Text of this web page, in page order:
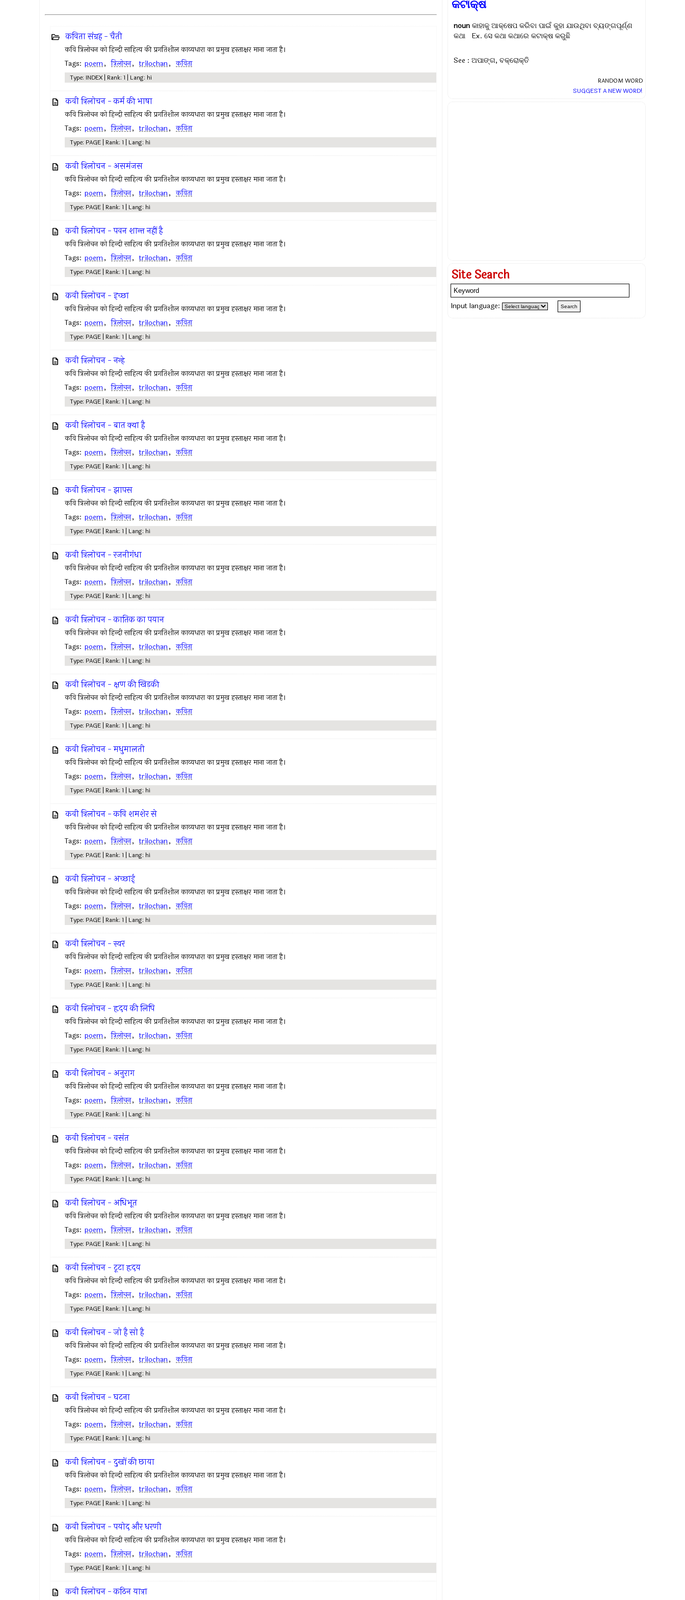
कविता संग्रह - चैती
कवि त्रिलोचन को हिन्दी साहित्य की प्रगतिशील काव्यधारा का प्रमुख हस्ताक्षर माना जाता है।
Tags: poem, त्रिलोचन, trilochan, कविता
Type: INDEX | Rank: 1 | Lang: hi
कवी त्रिलोचन - कर्म की भाषा
कवि त्रिलोचन को हिन्दी साहित्य की प्रगतिशील काव्यधारा का प्रमुख हस्ताक्षर माना जाता है।
Tags: poem, त्रिलोचन, trilochan, कविता
Type: PAGE | Rank: 1 | Lang: hi
कवी त्रिलोचन - असमंजस
कवि त्रिलोचन को हिन्दी साहित्य की प्रगतिशील काव्यधारा का प्रमुख हस्ताक्षर माना जाता है।
Tags: poem, त्रिलोचन, trilochan, कविता
Type: PAGE | Rank: 1 | Lang: hi
कवी त्रिलोचन - पवन शान्त नहीं है
कवि त्रिलोचन को हिन्दी साहित्य की प्रगतिशील काव्यधारा का प्रमुख हस्ताक्षर माना जाता है।
Tags: poem, त्रिलोचन, trilochan, कविता
Type: PAGE | Rank: 1 | Lang: hi
कवी त्रिलोचन - इच्छा
कवि त्रिलोचन को हिन्दी साहित्य की प्रगतिशील काव्यधारा का प्रमुख हस्ताक्षर माना जाता है।
Tags: poem, त्रिलोचन, trilochan, कविता
Type: PAGE | Rank: 1 | Lang: hi
कवी त्रिलोचन - नन्हे
कवि त्रिलोचन को हिन्दी साहित्य की प्रगतिशील काव्यधारा का प्रमुख हस्ताक्षर माना जाता है।
Tags: poem, त्रिलोचन, trilochan, कविता
Type: PAGE | Rank: 1 | Lang: hi
कवी त्रिलोचन - बात क्या है
कवि त्रिलोचन को हिन्दी साहित्य की प्रगतिशील काव्यधारा का प्रमुख हस्ताक्षर माना जाता है।
Tags: poem, त्रिलोचन, trilochan, कविता
Type: PAGE | Rank: 1 | Lang: hi
कवी त्रिलोचन - झापस
कवि त्रिलोचन को हिन्दी साहित्य की प्रगतिशील काव्यधारा का प्रमुख हस्ताक्षर माना जाता है।
Tags: poem, त्रिलोचन, trilochan, कविता
Type: PAGE | Rank: 1 | Lang: hi
कवी त्रिलोचन - रजनीगंधा
कवि त्रिलोचन को हिन्दी साहित्य की प्रगतिशील काव्यधारा का प्रमुख हस्ताक्षर माना जाता है।
Tags: poem, त्रिलोचन, trilochan, कविता
Type: PAGE | Rank: 1 | Lang: hi
कवी त्रिलोचन - कातिक का पयान
कवि त्रिलोचन को हिन्दी साहित्य की प्रगतिशील काव्यधारा का प्रमुख हस्ताक्षर माना जाता है।
Tags: poem, त्रिलोचन, trilochan, कविता
Type: PAGE | Rank: 1 | Lang: hi
कवी त्रिलोचन - क्षण की खिड़की
कवि त्रिलोचन को हिन्दी साहित्य की प्रगतिशील काव्यधारा का प्रमुख हस्ताक्षर माना जाता है।
Tags: poem, त्रिलोचन, trilochan, कविता
Type: PAGE | Rank: 1 | Lang: hi
कवी त्रिलोचन - मधुमालती
कवि त्रिलोचन को हिन्दी साहित्य की प्रगतिशील काव्यधारा का प्रमुख हस्ताक्षर माना जाता है।
Tags: poem, त्रिलोचन, trilochan, कविता
Type: PAGE | Rank: 1 | Lang: hi
कवी त्रिलोचन - कवि शमशेर से
कवि त्रिलोचन को हिन्दी साहित्य की प्रगतिशील काव्यधारा का प्रमुख हस्ताक्षर माना जाता है।
Tags: poem, त्रिलोचन, trilochan, कविता
Type: PAGE | Rank: 1 | Lang: hi
कवी त्रिलोचन - अच्छाई
कवि त्रिलोचन को हिन्दी साहित्य की प्रगतिशील काव्यधारा का प्रमुख हस्ताक्षर माना जाता है।
Tags: poem, त्रिलोचन, trilochan, कविता
Type: PAGE | Rank: 1 | Lang: hi
कवी त्रिलोचन - स्वर
कवि त्रिलोचन को हिन्दी साहित्य की प्रगतिशील काव्यधारा का प्रमुख हस्ताक्षर माना जाता है।
Tags: poem, त्रिलोचन, trilochan, कविता
Type: PAGE | Rank: 1 | Lang: hi
कवी त्रिलोचन - हृदय की लिपि
कवि त्रिलोचन को हिन्दी साहित्य की प्रगतिशील काव्यधारा का प्रमुख हस्ताक्षर माना जाता है।
Tags: poem, त्रिलोचन, trilochan, कविता
Type: PAGE | Rank: 1 | Lang: hi
कवी त्रिलोचन - अनुराग
कवि त्रिलोचन को हिन्दी साहित्य की प्रगतिशील काव्यधारा का प्रमुख हस्ताक्षर माना जाता है।
Tags: poem, त्रिलोचन, trilochan, कविता
Type: PAGE | Rank: 1 | Lang: hi
कवी त्रिलोचन - वसंत
कवि त्रिलोचन को हिन्दी साहित्य की प्रगतिशील काव्यधारा का प्रमुख हस्ताक्षर माना जाता है।
Tags: poem, त्रिलोचन, trilochan, कविता
Type: PAGE | Rank: 1 | Lang: hi
कवी त्रिलोचन - अधिभूत
कवि त्रिलोचन को हिन्दी साहित्य की प्रगतिशील काव्यधारा का प्रमुख हस्ताक्षर माना जाता है।
Tags: poem, त्रिलोचन, trilochan, कविता
Type: PAGE | Rank: 1 | Lang: hi
कवी त्रिलोचन - टूटा हृदय
कवि त्रिलोचन को हिन्दी साहित्य की प्रगतिशील काव्यधारा का प्रमुख हस्ताक्षर माना जाता है।
Tags: poem, त्रिलोचन, trilochan, कविता
Type: PAGE | Rank: 1 | Lang: hi
कवी त्रिलोचन - जो है सो है
कवि त्रिलोचन को हिन्दी साहित्य की प्रगतिशील काव्यधारा का प्रमुख हस्ताक्षर माना जाता है।
Tags: poem, त्रिलोचन, trilochan, कविता
Type: PAGE | Rank: 1 | Lang: hi
कवी त्रिलोचन - घटना
कवि त्रिलोचन को हिन्दी साहित्य की प्रगतिशील काव्यधारा का प्रमुख हस्ताक्षर माना जाता है।
Tags: poem, त्रिलोचन, trilochan, कविता
Type: PAGE | Rank: 1 | Lang: hi
कवी त्रिलोचन - दुखों की छाया
कवि त्रिलोचन को हिन्दी साहित्य की प्रगतिशील काव्यधारा का प्रमुख हस्ताक्षर माना जाता है।
Tags: poem, त्रिलोचन, trilochan, कविता
Type: PAGE | Rank: 1 | Lang: hi
कवी त्रिलोचन - पयोद और धरणी
कवि त्रिलोचन को हिन्दी साहित्य की प्रगतिशील काव्यधारा का प्रमुख हस्ताक्षर माना जाता है।
Tags: poem, त्रिलोचन, trilochan, कविता
Type: PAGE | Rank: 1 | Lang: hi
कवी त्रिलोचन - कठिन यात्रा
କଟାକ୍ଷ
nounକାହାକୁ ଆକ୍ଷେପ କରିବା ପାଇଁ କୁହା ଯାଉଥିବା ବ୍ୟଙ୍ଗପୂର୍ଣ୍ଣ
କଥା Ex. ସେ କଥା କଥାରେ କଟାକ୍ଷ କରୁଛି
See : ଅପାଙ୍ଗ, ବକ୍ରୋକ୍ତି
RANDOM WORD
SUGGEST A NEW WORD!
Site Search
Input language: